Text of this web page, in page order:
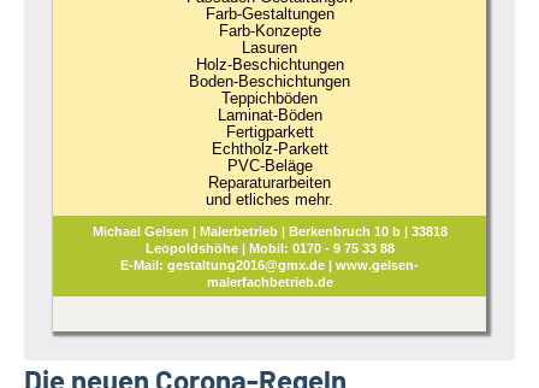
Farb-Gestaltungen
Farb-Konzepte
Lasuren
Holz-Beschichtungen
Boden-Beschichtungen
Teppichböden
Laminat-Böden
Fertigparkett
Echtholz-Parkett
PVC-Beläge
Reparaturarbeiten
und etliches mehr.
Michael Gelsen | Malerbetrieb | Berkenbruch 10 b | 33818
Leopoldshöhe | Mobil: 0170 - 9 75 33 88
E-Mail: gestaltung2016@gmx.de | www.gelsen-
malerfachbetrieb.de
Die neuen Corona-Regeln